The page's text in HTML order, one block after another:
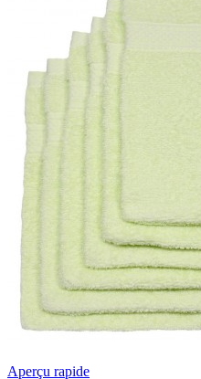
Aperçu rapide